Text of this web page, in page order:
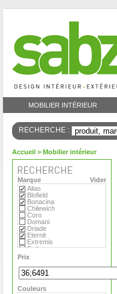
MOBILIER INTÉRIEUR
RECHERCHE :
Accueil > Mobilier intérieur
Vider
Marque
Alias
Blofield
Bonacina
Chilewich
Coro
Domani
Driade
Eternit
Extremis
Fatboy
Flora
Foscarini
Gandia Blasco
Hay
MDF
Magis
Prix
Couleurs